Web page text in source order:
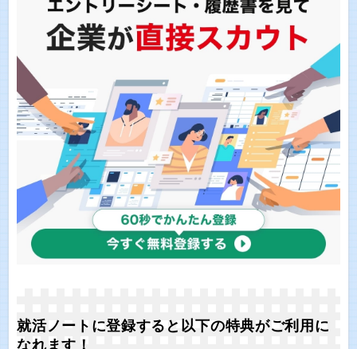
就活ノートに登録すると以下の特典がご利用に
なれます！